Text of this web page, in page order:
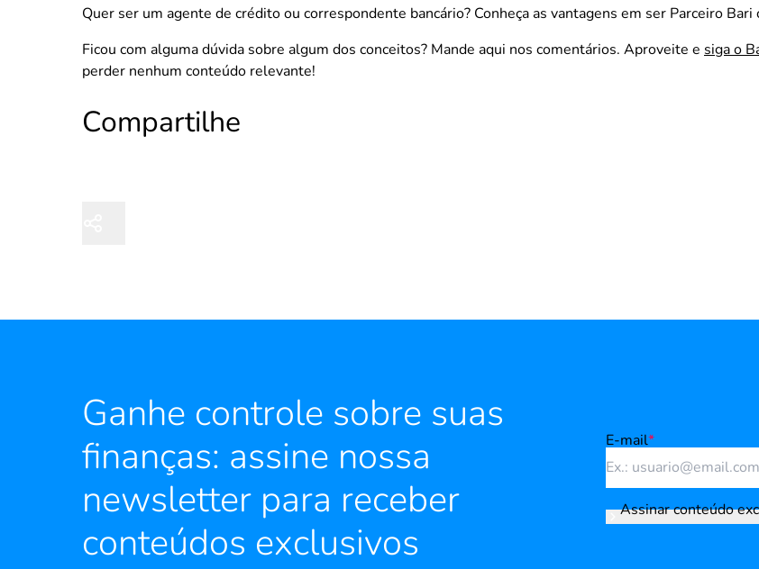
Quer ser um agente de crédito ou correspondente bancário? Conheça as vantagens em ser Parceiro Bari
Ficou com alguma dúvida sobre algum dos conceitos? Mande aqui nos comentários. Aproveite e siga o
perder nenhum conteúdo relevante!
Compartilhe
Ganhe controle sobre suas
finanças: assine nossa
newsletter para receber
conteúdos exclusivos
E-mail*
Assinar conteúdo